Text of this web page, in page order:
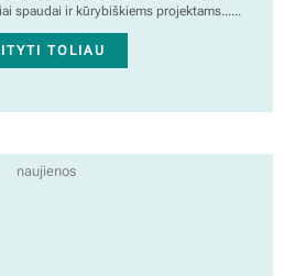
spaudai ir kūrybiškiems projektams......
TOLIAU